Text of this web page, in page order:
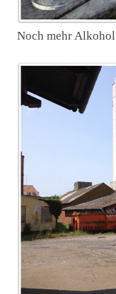
Noch mehr Alkohol